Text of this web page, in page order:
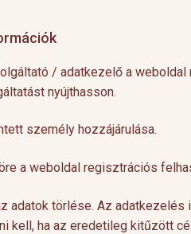
/ adatkezelő a
nyújthasson.
személy hozzájárulása.
a weboldal regisztrációs
adatok törlése. Az
kell, ha az eredetileg kitűzött